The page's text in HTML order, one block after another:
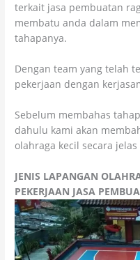
terkait jasa pembuatan
membatu anda dalam
tahapanya.
Dengan team yang telah
pekerjaan dengan
Sebelum membahas
dahulu kami akan
olahraga kecil secara
JENIS LAPANGAN
PEKERJAAN JASA